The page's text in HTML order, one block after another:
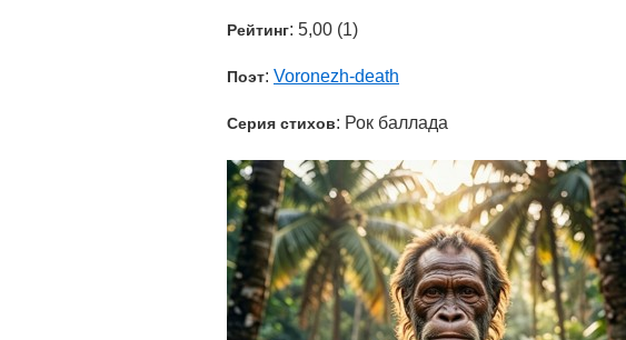
Рейтинг: 5,00 (1)
Поэт: Voronezh-death
Серия стихов: Рок баллада